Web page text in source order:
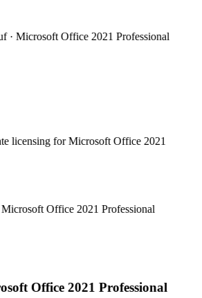
· Microsoft Office 2021 Professional
licensing for Microsoft Office 2021
Microsoft Office 2021 Professional
Office 2021 Professional